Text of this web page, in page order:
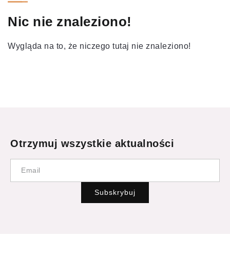
Nic nie znaleziono!
Wygląda na to, że niczego tutaj nie znaleziono!
Otrzymuj wszystkie aktualności
Subskrybuj